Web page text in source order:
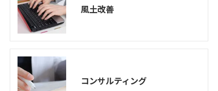
風土改善
コンサルティング